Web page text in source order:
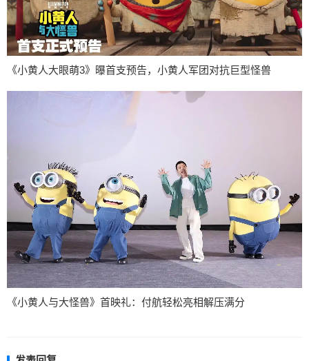
《小黄人大眼萌3》曝首支预告，小黄人军团对抗巨型怪兽
《小黄人与大怪兽》首映礼：付航轻松亮相解压满分